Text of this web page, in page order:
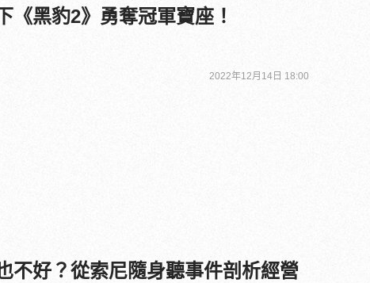
《黑豹2》勇奪冠軍寶座！
2022年12月14日 18:00
不好？從索尼隨身聽事件剖析經營